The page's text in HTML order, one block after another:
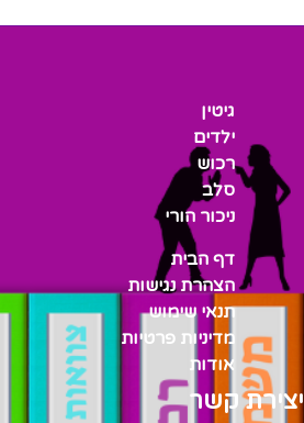
גיטין
ילדים
רכוש
סלב
ניכור הורי
דף הבית
הצהרת נגישות
תנאי שימוש
מדיניות פרטיות
אודות
יצירת קשר